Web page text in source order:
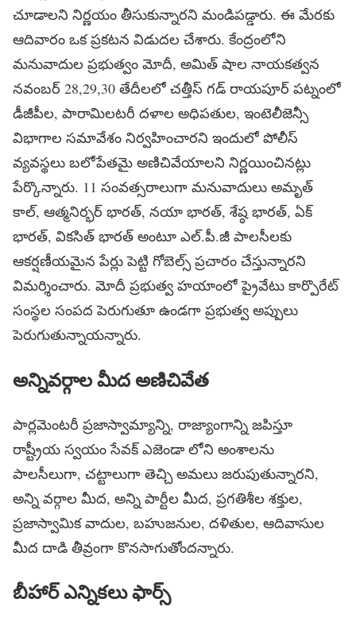
చూడాలని నిర్ణయం తీసుకున్నారని మండిపడ్డారు. ఈ మేరకు
ఆదివారం ఒక ప్రకటన విడుదల చేశారు. కేంద్రంలోని
మనువాదుల ప్రభుత్వం మోదీ, అమిత్ షాల నాయకత్వన
నవంబర్ 28,29,30 తేదీలలో చత్తీస్ గడ్ రాయపూర్ పట్నంలో
డీజీపీల, పారామిలటరీ దళాల అధిపతుల, ఇంటెలీజెన్సీ
విభాగాల సమావేశం నిర్వహించారని ఇందులో పోలీస్
వ్యవస్థలు బలోపేతమై అణిచివేయాలని నిర్ణయించినట్లు
పేర్కొన్నారు. 11 సంవత్సరాలుగా మనువాదులు అమృత్
కాల్, ఆత్మనిర్భర్ భారత్, నయా భారత్, శేష్ఠ భారత్, ఏక్
భారత్, వికసిత్ భారత్ అంటూ ఎల్.పీ.జీ పాలసీలకు
ఆకర్షణీయమైన పేర్లు పెట్టి గోబెల్స్ ప్రచారం చేస్తున్నారని
విమర్శించారు. మోదీ ప్రభుత్వ హయాంలో ప్రైవేటు కార్పొరేట్
సంస్థల సంపద పెరుగుతూ ఉండగా ప్రభుత్వ అప్పులు
పెరుగుతున్నాయన్నారు.
అన్నివర్గాల మీద అణిచివేత
పార్లమెంటరీ ప్రజాస్వామ్యాన్ని, రాజ్యాంగాన్ని జపిస్తూ
రాష్ట్రీయ స్వయం సేవక్ ఎజెండా లోని అంశాలను
పాలసీలుగా, చట్టాలుగా తెచ్చి అమలు జరుపుతున్నారని,
అన్ని వర్గాల మీద, అన్ని పార్టీల మీద, ప్రగతిశీల శక్తుల,
ప్రజాస్వామిక వాదుల, బహుజనుల, దళితుల, ఆదివాసుల
మీద దాడి తీవ్రంగా కొనసాగుతోందన్నారు.
బీహార్ ఎన్నికలు ఫార్స్